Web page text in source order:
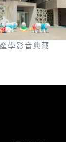
產學影音典藏